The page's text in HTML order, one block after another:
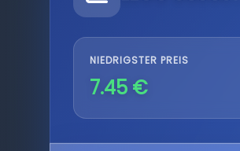
NIEDRIGSTER PREIS
7.45 €